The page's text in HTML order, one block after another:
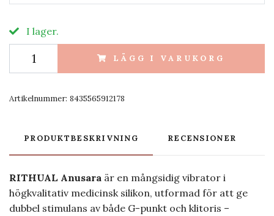
I lager.
LÄGG I VARUKORG
Artikelnummer: 8435565912178
PRODUKTBESKRIVNING RECENSIONER
RITHUAL Anusara är en mångsidig vibrator i
högkvalitativ medicinsk silikon, utformad för att ge
dubbel stimulans av både G-punkt och klitoris –